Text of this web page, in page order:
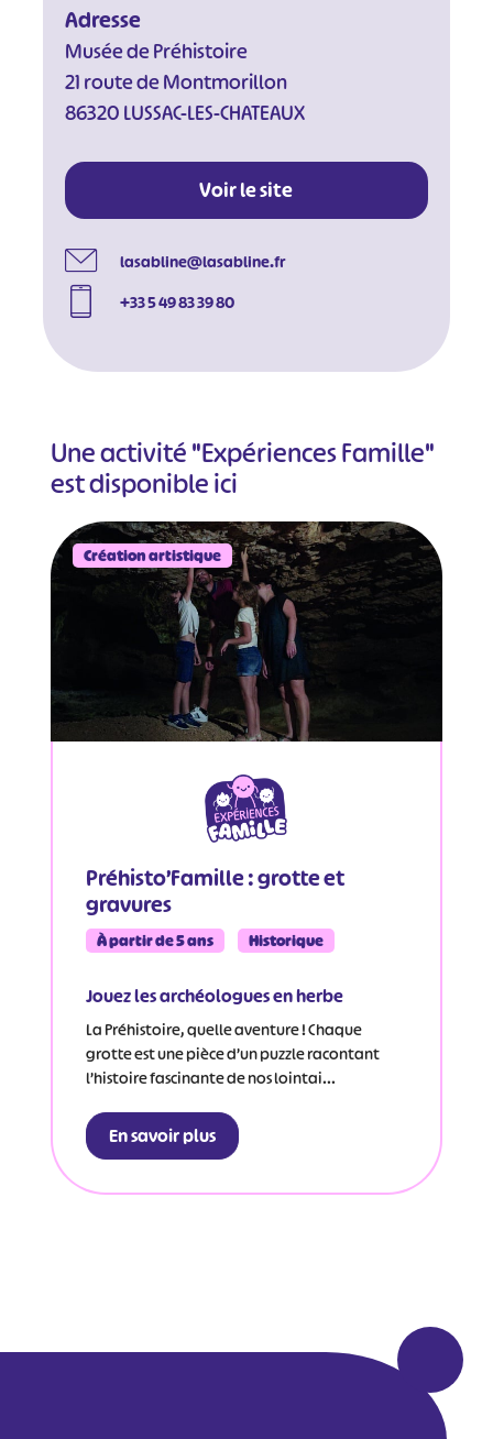
Adresse
Musée de Préhistoire
21 route de Montmorillon
86320 LUSSAC-LES-CHATEAUX
Voir le site
lasabline@lasabline.fr
+33 5 49 83 39 80
Une activité "Expériences Famille"
est disponible ici
Création artistique
Préhisto’Famille : grotte et
gravures
À partir de 5 ans Historique
Jouez les archéologues en herbe
La Préhistoire, quelle aventure ! Chaque
grotte est une pièce d’un puzzle racontant
l’histoire fascinante de nos lointai...
En savoir plus
# #
#
#